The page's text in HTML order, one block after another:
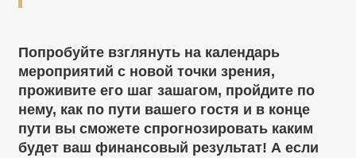
Попробуйте взглянуть на календарь
мероприятий с новой точки зрения,
проживите его шаг зашагом, пройдите по
нему, как по пути вашего гостя и в конце
пути вы сможете спрогнозировать каким
будет ваш финансовый результат! А если